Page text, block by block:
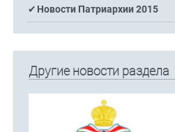
Новости Патриархии 2015
Другие новости раздела